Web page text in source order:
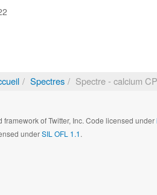
Spectres Spectre - calcium
framework of Twitter, Inc. Code licensed under
underSIL OFL 1.1.